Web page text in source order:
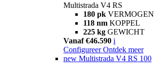
Multistrada V4 RS
180 pk VERMOGEN
118 nm KOPPEL
225 kg GEWICHT
Vanaf €46.590 i
Configureer Ontdek meer
new Multistrada V4 RS 100